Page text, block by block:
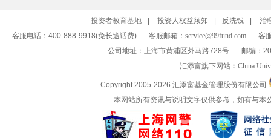
投资者教育基地 投资人权益须知 反洗钱
治
客服电话：400-888-9918(免长途话费)
客服邮箱： service@99fund.com
客
公司地址：上海市黄浦区外马路728号
邮编：
汇添富旗下网站： China
Copyright 2005-2026 汇添富基金管理股份有限公司
本网站所有资讯与说明文字仅供参考，如有与本